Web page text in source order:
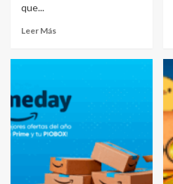
que...
Leer Más